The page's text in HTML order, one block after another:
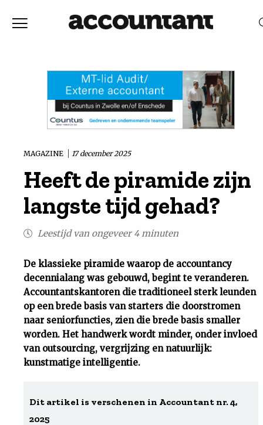
Discussie
Vaktechniek
Achtergrond
Uit
Feiten
MAGAZINE 17 december 2025
Heeft de piramide zijn
langste tijd gehad?
Leestijd van ongeveer 4 minuten
De klassieke piramide waarop de accountancy
decennialang was gebouwd, begint te veranderen.
Accountantskantoren die traditioneel sterk leunden
op een brede basis van starters die doorstromen
naar seniorfuncties, zien die brede basis smaller
worden. Het handwerk wordt minder, onder invloed
van outsourcing, vergrijzing en natuurlijk:
kunstmatige intelligentie.
Dit artikel is verschenen in Accountant nr. 4,
2025
RELEVANTIEDATUM